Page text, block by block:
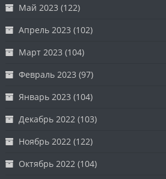
Май 2023 (122)
Апрель 2023 (102)
Март 2023 (104)
Февраль 2023 (97)
Январь 2023 (104)
Декабрь 2022 (103)
Ноябрь 2022 (122)
Октябрь 2022 (104)